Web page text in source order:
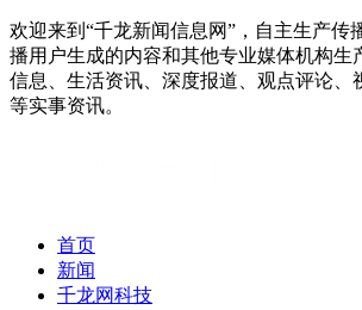
欢迎来到“千龙新闻信息网”，自主生产传
播用户生成的内容和其他专业媒体机构生
信息、生活资讯、深度报道、观点评论、
等实事资讯。
首页
新闻
千龙网科技